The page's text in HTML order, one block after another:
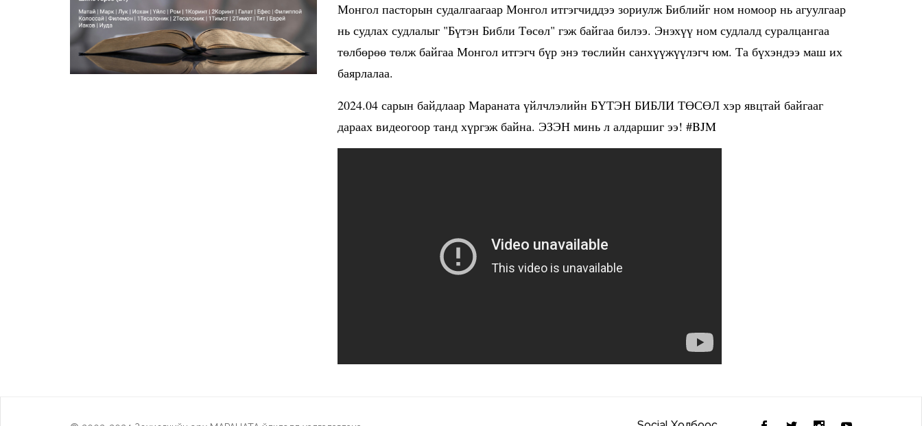
Монгол пасторын судалгаагаар Монгол итгэгчиддээ зориулж Библийг ном номоор нь агуулгаар
нь судлах судлалыг "Бүтэн Библи Төсөл" гэж байгаа билээ. Энэхүү ном судлалд суралцангаа
төлбөрөө төлж байгаа Монгол итгэгч бүр энэ төслийн санхүүжүүлэгч юм. Та бүхэндээ маш их
баярлалаа.
2024.04 сарын байдлаар Мараната үйлчлэлийн БҮТЭН БИБЛИ ТӨСӨЛ хэр явцтай байгааг
дараах видеогоор танд хүргэж байна. ЭЗЭН минь л алдаршиг ээ! #BJM